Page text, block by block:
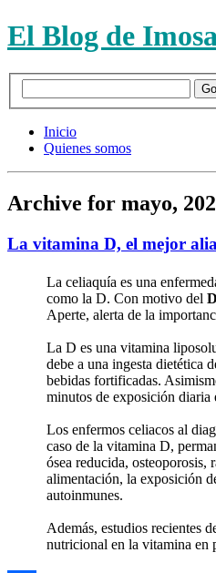
El Blog de
Inicio
Quienes somos
Archive for mayo,
La vitamina D, el mejor
La celiaquía es una
como la D. Con motivo del
Aperte, alerta de la
La D es una vitamina
debe a una ingesta dietética
bebidas fortificadas.
minutos de exposición diaria
Los enfermos celiacos al
caso de la vitamina D,
ósea reducida, osteoporosis,
alimentación, la exposición
autoinmunes.
Además, estudios recientes
nutricional en la vitamina en